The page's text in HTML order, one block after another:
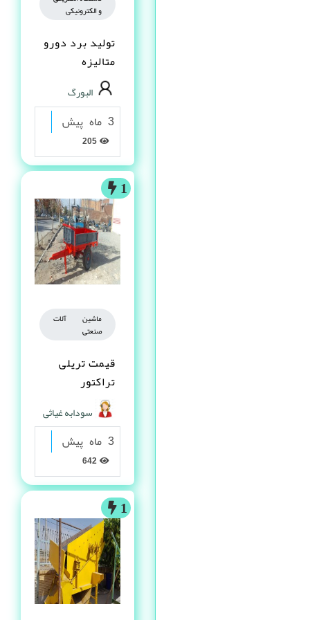
و الکترونیکی
تولید برد دورو
متالیزه
البورگ
3 ماه پیش
1
ماشین آلات
صنعتی
قیمت تریلی
تراکتور
سودابه غیاثی
3 ماه پیش
1